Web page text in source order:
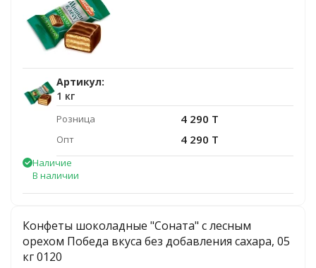
Артикул:
1 кг
Розница 4 290 T
Опт 4 290 T
Наличие
В наличии
Конфеты шоколадные "Соната" с лесным
орехом Победа вкуса без добавления сахара, 05
кг 0120